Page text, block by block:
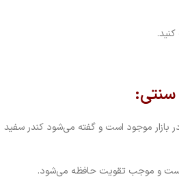
بازار موجود است و گفته می‌شود کندر سفید
و موجب تقویت حافظه می‌شود.